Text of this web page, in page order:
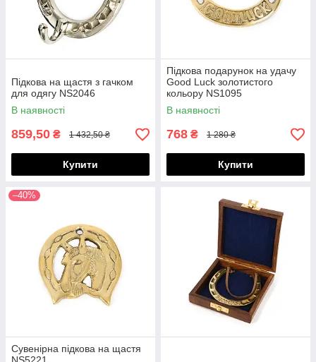
Підкова на щастя з гачком
для одягу NS2046
В наявності
859,50 ₴ 1 432,50 ₴
Купити
Підкова подарунок на удачу
Good Luck золотистого
кольору NS1095
В наявності
768 ₴ 1 280 ₴
Купити
–40%
Сувенірна підкова на щастя